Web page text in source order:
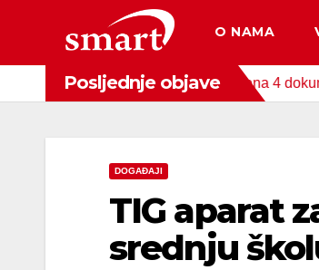
content
O NAMA
Posljednje objave
za zaštitu okoliša snimljena 4
DOGAĐAJI
TIG aparat
srednju